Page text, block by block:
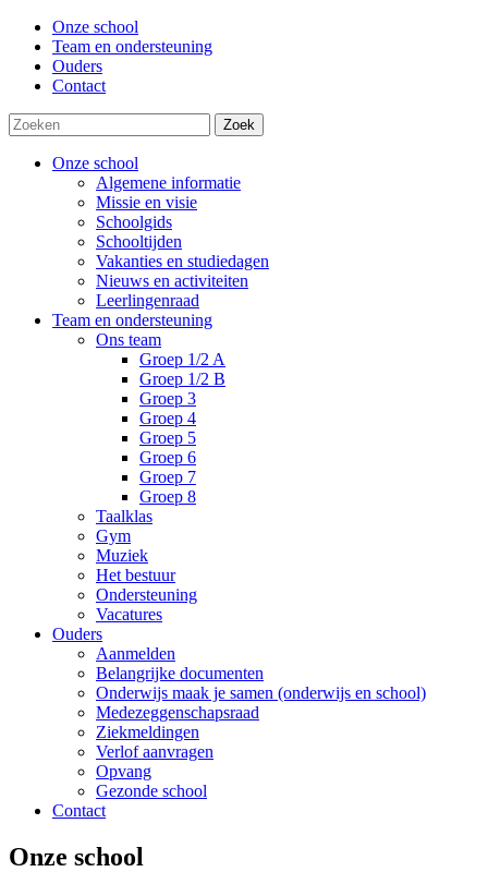
Onze school
Team en ondersteuning
Ouders
Contact
Zoek
Onze school
Algemene informatie
Missie en visie
Schoolgids
Schooltijden
Vakanties en studiedagen
Nieuws en activiteiten
Leerlingenraad
Team en ondersteuning
Ons team
Groep 1/2 A
Groep 1/2 B
Groep 3
Groep 4
Groep 5
Groep 6
Groep 7
Groep 8
Taalklas
Gym
Muziek
Het bestuur
Ondersteuning
Vacatures
Ouders
Aanmelden
Belangrijke documenten
Onderwijs maak je samen (onderwijs en school)
Medezeggenschapsraad
Ziekmeldingen
Verlof aanvragen
Opvang
Gezonde school
Contact
Onze school